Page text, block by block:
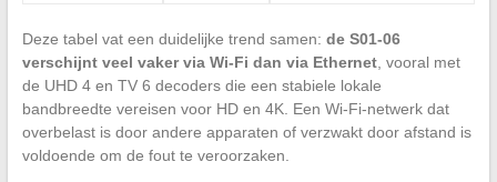
Deze tabel vat een duidelijke trend samen: de S01-06
verschijnt veel vaker via Wi-Fi dan via Ethernet, vooral met
de UHD 4 en TV 6 decoders die een stabiele lokale
bandbreedte vereisen voor HD en 4K. Een Wi-Fi-netwerk dat
overbelast is door andere apparaten of verzwakt door afstand is
voldoende om de fout te veroorzaken.